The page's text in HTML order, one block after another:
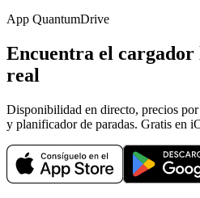
App QuantumDrive
Encuentra el
real
Disponibilidad en directo, precios
y planificador de paradas. Gratis en